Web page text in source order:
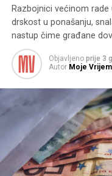
Razbojnici većinom
drskost u ponašanju,
nastup čime građane
Objavljeno prije 3
Autor Moje